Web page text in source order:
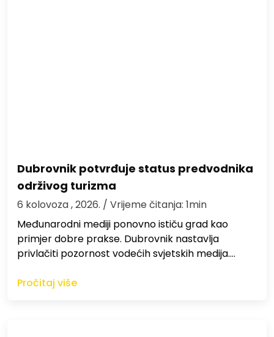
Dubrovnik potvrđuje status predvodnika
održivog turizma
6 kolovoza , 2026. / Vrijeme čitanja: 1min
Međunarodni mediji ponovno ističu grad kao
primjer dobre prakse. Dubrovnik nastavlja
privlačiti pozornost vodećih svjetskih medija.…
Pročitaj više